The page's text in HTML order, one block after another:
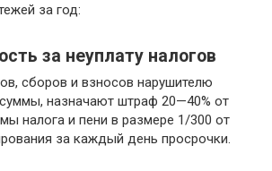
за год:
за неуплату налогов
сборов и взносов нарушителю
назначают штраф 20—40% от
налога и пени в размере 1/300 от
за каждый день просрочки.